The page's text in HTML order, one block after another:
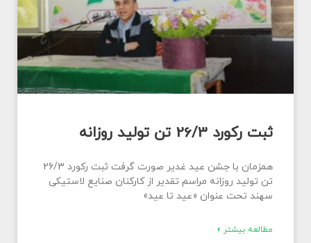
ثبت رکورد 26/3 تن تولید روزانه
همزمان با جشن عید غدیر صورت گرفت ثبت رکورد 26/3
تن تولید روزانه مراسم تقدیر از کارکنان صنایع لاستیکی
سهند تحت عنوان «عید تا عید»
مطالعه بیشتر »